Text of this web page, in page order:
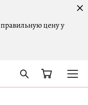
цену у